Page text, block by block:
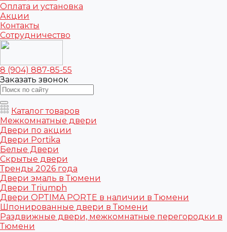
Оплата и установка
Акции
Контакты
Сотрудничество
8 (904) 887-85-55
Заказать звонок
Каталог товаров
Межкомнатные двери
Двери по акции
Двери Portika
Белые Двери
Скрытые двери
Тренды 2026 года
Двери эмаль в Тюмени
Двери Triumph
Двери OPTIMA PORTE в наличии в Тюмени
Шпонированные двери в Тюмени
Раздвижные двери, межкомнатные перегородки в
Тюмени